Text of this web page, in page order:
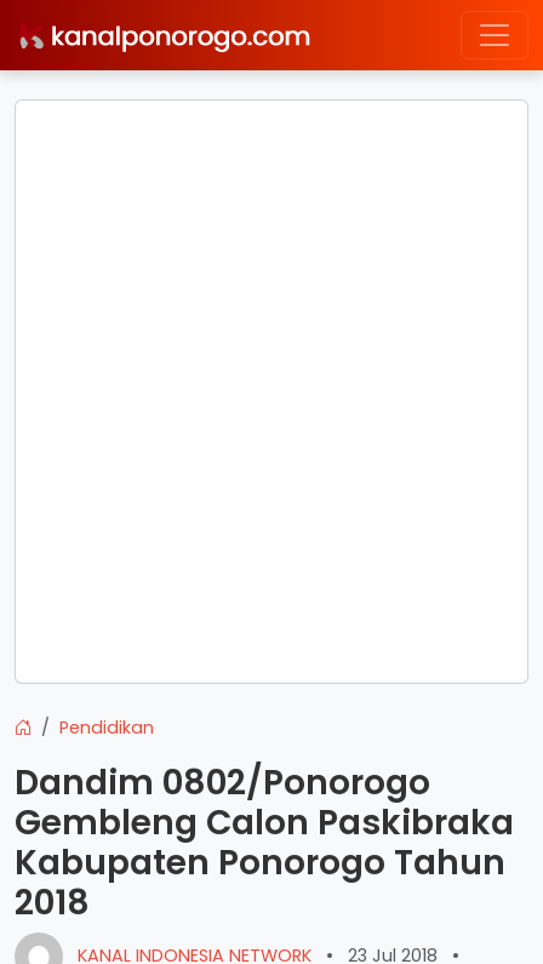
Pendidikan
Dandim 0802/Ponorogo
Gembleng Calon Paskibraka
Kabupaten Ponorogo Tahun
2018
KANAL INDONESIA NETWORK • 23 Jul 2018
•